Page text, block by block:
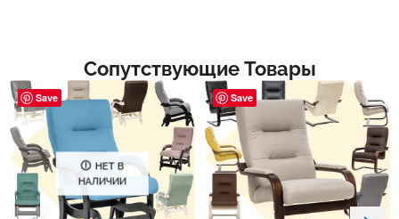
Сопутствующие Товары
Save
НЕТ В
НАЛИЧИИ
Save